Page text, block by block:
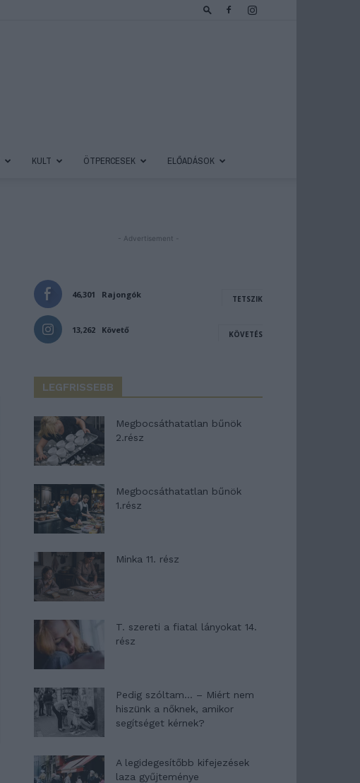
KULT ÖTPERCESEK ELŐADÁSOK
- Advertisement -
46,301 Rajongók TETSZIK
13,262 Követő KÖVETÉS
LEGFRISSEBB
Megbocsáthatatlan bűnök
2.rész
Megbocsáthatatlan bűnök
1.rész
Minka 11. rész
T. szereti a fiatal lányokat 14.
rész
Pedig szóltam… – Miért nem
hiszünk a nőknek, amikor
segítséget kérnek?
A legidegesítőbb kifejezések
laza gyűjteménye